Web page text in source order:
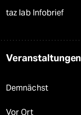
taz lab Infobrief
Veranstaltungen
Demnächst
Vor Ort